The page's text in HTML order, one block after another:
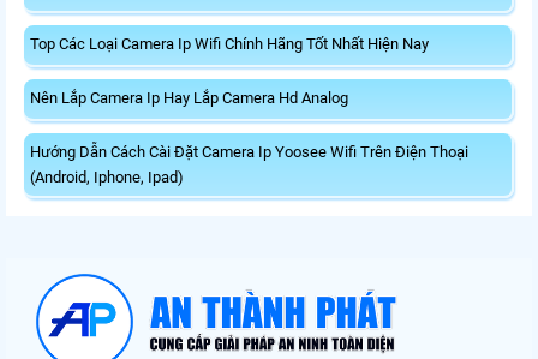
Top Các Loại Camera Ip Wifi Chính Hãng Tốt Nhất Hiện Nay
Nên Lắp Camera Ip Hay Lắp Camera Hd Analog
Hướng Dẫn Cách Cài Đặt Camera Ip Yoosee Wifi Trên Điện Thoại
(Android, Iphone, Ipad)